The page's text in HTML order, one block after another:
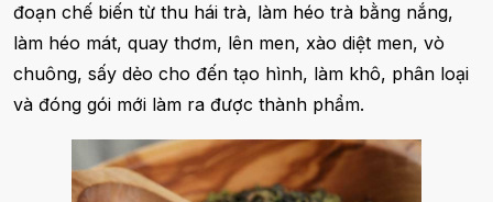
đoạn chế biến từ thu hái trà, làm héo trà bằng nắng,
làm héo mát, quay thơm, lên men, xào diệt men, vò
chuông, sấy dẻo cho đến tạo hình, làm khô, phân loại
và đóng gói mới làm ra được thành phẩm.